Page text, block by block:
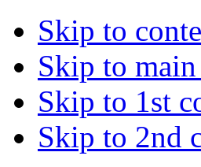
Skip to
Skip to
Skip to 1st
Skip to 2nd